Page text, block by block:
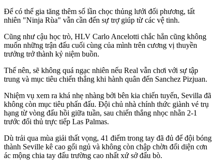
Để có thể gia tăng thêm số lần chọc thủng lưới đối phương, tất
nhiên "Ninja Rùa" vẫn cần đến sự trợ giúp từ các vệ tinh.
Cũng như cậu học trò, HLV Carlo Ancelotti chắc hẳn cũng không
muốn những trận đấu cuối cùng của mình trên cương vị thuyền
trưởng trở thành kỷ niệm buồn.
Thế nên, sẽ không quá ngạc nhiên nếu Real vẫn chơi với sự tập
trung và mục tiêu chiến thắng khi hành quân đến Sanchez Pizjuan.
Nhiệm vụ xem ra khá nhẹ nhàng bởi bên kia chiến tuyến, Sevilla đã
không còn mục tiêu phấn đấu. Đội chủ nhà chính thức giành vé trụ
hạng từ vòng đấu hồi giữa tuần, sau chiến thắng nhọc nhằn 2-1
trước đối thủ trực tiếp Las Palmas.
Dù trải qua mùa giải thất vọng, 41 điểm trong tay đã đủ để đội bóng
thành Seville kê cao gối ngủ và không còn chập chờn đối diện cơn
ác mộng chia tay đấu trường cao nhất xứ sở đấu bò.